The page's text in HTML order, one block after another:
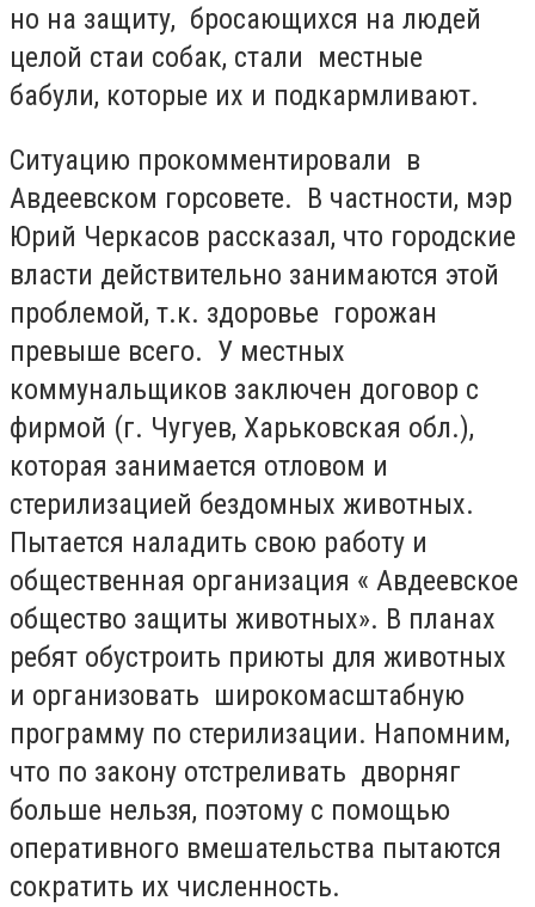
но на защиту, бросающихся на людей
целой стаи собак, стали местные
бабули, которые их и подкармливают.
Ситуацию прокомментировали в
Авдеевском горсовете. В частности, мэр
Юрий Черкасов рассказал, что городские
власти действительно занимаются этой
проблемой, т.к. здоровье горожан
превыше всего. У местных
коммунальщиков заключен договор с
фирмой (г. Чугуев, Харьковская обл.),
которая занимается отловом и
стерилизацией бездомных животных.
Пытается наладить свою работу и
общественная организация « Авдеевское
общество защиты животных». В планах
ребят обустроить приюты для животных
и организовать широкомасштабную
программу по стерилизации. Напомним,
что по закону отстреливать дворняг
больше нельзя, поэтому с помощью
оперативного вмешательства пытаются
сократить их численность.